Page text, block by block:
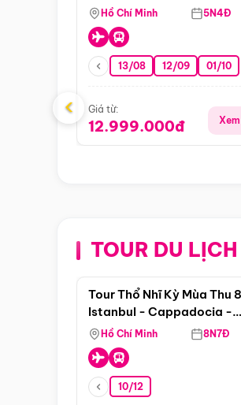
Hùng ( Bay Vn)
Hồ Chí Minh 5N4Đ
13/08 12/09 01/10
Giá từ:
12.999.000đ
‹
TOUR DU Điểm
Tour Thổ Nhĩ Kỳ Mùa Thu
Istanbul - Cappadocia -
Pamukkale
Hồ Chí Minh 8N7Đ
10/12